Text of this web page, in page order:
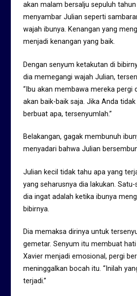
akan malam bersalju sepuluh
menyambar Julian seperti
wajah ibunya. Kenangan yang
menjadi kenangan yang baik.
Dengan senyum ketakutan di
dia memegangi wajah Julian,
“Ibu akan membawa mereka pergi
akan baik-baik saja. Jika Anda
berbuat apa, tersenyumlah.”
Belakangan, gagak membunuh
menyadari bahwa Julian
Julian kecil tidak tahu apa yang
yang seharusnya dia lakukan.
dia ingat adalah ketika ibunya
bibirnya.
Dia memaksa dirinya untuk
gemetar. Senyum itu membuat hati
Xavier menjadi emosional, pergi
meninggalkan bocah itu. “Inilah
terjadi.”